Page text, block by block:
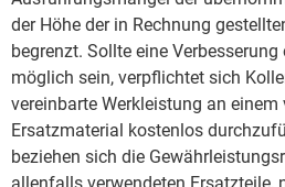
der Höhe der in Rechnung
begrenzt. Sollte eine
möglich sein, verpflichtet sich
vereinbarte Werkleistung an
Ersatzmaterial kostenlos
beziehen sich die